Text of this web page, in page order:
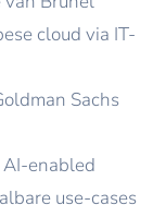
cloud via IT-
Sachs
enabled
use-cases